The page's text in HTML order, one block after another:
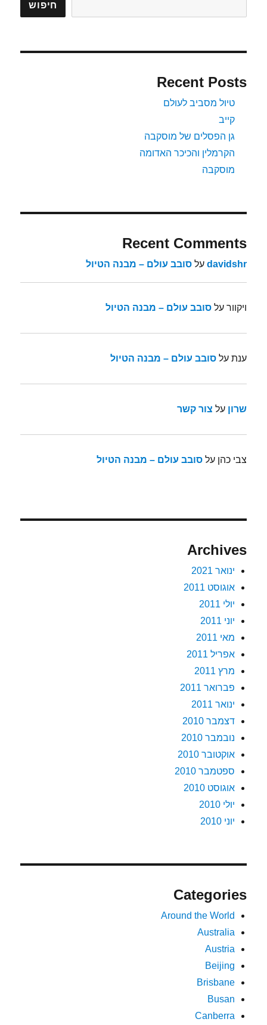
חיפוש
Recent Posts
טיול מסביב לעולם
קייב
גן הפסלים של מוסקבה
הקרמלין והכיכר האדומה
מוסקבה
Recent Comments
davidshr עלסובב עולם – מבנה הטיול
ויקוור עלסובב עולם – מבנה הטיול
ענת עלסובב עולם – מבנה הטיול
שרון על צור קשר
צבי כהן עלסובב עולם – מבנה הטיול
Archives
ינואר 2021
אוגוסט 2011
יולי 2011
יוני 2011
מאי 2011
אפריל 2011
מרץ 2011
פברואר 2011
ינואר 2011
דצמבר 2010
נובמבר 2010
אוקטובר 2010
ספטמבר 2010
אוגוסט 2010
יולי 2010
יוני 2010
Categories
Around the World
Australia
Austria
Beijing
Brisbane
Busan
Canberra